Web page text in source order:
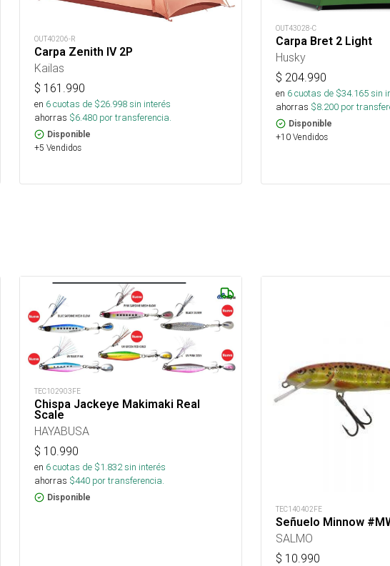
OUT40206-R
Carpa Zenith IV 2P
Kailas
$ 161.990
en 6cuotas de $26.998sin interés
ahorras $6.480 por transferencia.
Disponible
+5 Vendidos
OUT43028-C
Carpa Bret 2 Light
Husky
$ 204.990
en 6cuotas de $34.165sin
ahorras $8.200 por
Disponible
+10 Vendidos
TEC102903FE
Chispa Jackeye Makimaki Real
Scale
HAYABUSA
$ 10.990
en 6cuotas de $1.832sin interés
ahorras $440 por transferencia.
Disponible
TEC140402FE
Señuelo Minnow
SALMO
$ 10.990